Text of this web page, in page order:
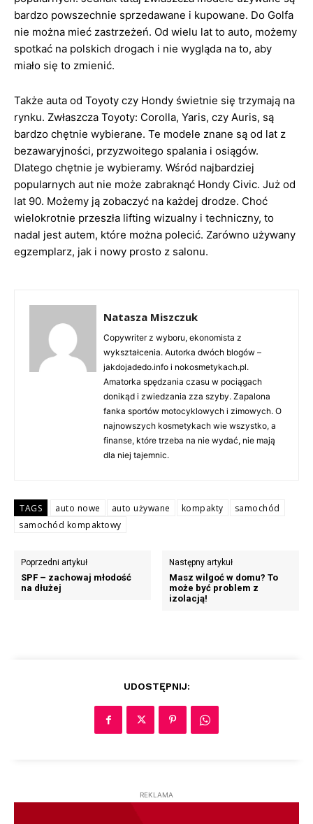
bardzo powszechnie sprzedawane i kupowane. Do Golfa
nie można mieć zastrzeżeń. Od wielu lat to auto, możemy
spotkać na polskich drogach i nie wygląda na to, aby
miało się to zmienić.
Także auta od Toyoty czy Hondy świetnie się trzymają na
rynku. Zwłaszcza Toyoty: Corolla, Yaris, czy Auris, są
bardzo chętnie wybierane. Te modele znane są od lat z
bezawaryjności, przyzwoitego spalania i osiągów.
Dlatego chętnie je wybieramy. Wśród najbardziej
popularnych aut nie może zabraknąć Hondy Civic. Już od
lat 90. Możemy ją zobaczyć na każdej drodze. Choć
wielokrotnie przeszła lifting wizualny i techniczny, to
nadal jest autem, które można polecić. Zarówno używany
egzemplarz, jak i nowy prosto z salonu.
Natasza Miszczuk
Copywriter z wyboru, ekonomista z
wykształcenia. Autorka dwóch blogów –
jakdojadedo.info i nokosmetykach.pl.
Amatorka spędzania czasu w pociągach
donikąd i zwiedzania zza szyby. Zapalona
fanka sportów motocyklowych i zimowych. O
najnowszych kosmetykach wie wszystko, a
finanse, które trzeba na nie wydać, nie mają
dla niej tajemnic.
TAGS auto nowe auto używane kompakty
samochód
samochód kompaktowy
Poprzedni artykuł
SPF – zachowaj młodość
na dłużej
Następny artykuł
Masz wilgoć w domu? To
może być problem z
izolacją!
UDOSTĘPNIJ:
REKLAMA